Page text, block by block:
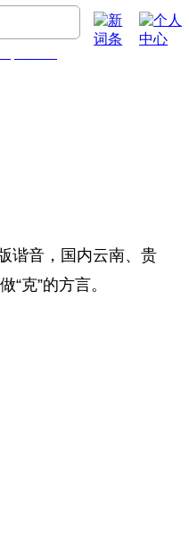
谐音，国内云南、贵
“克”的方言。